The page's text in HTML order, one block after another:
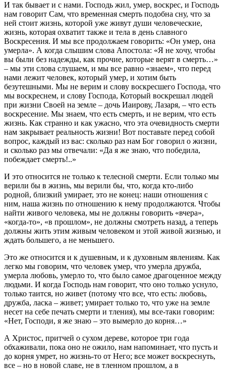
И так бывает и с нами. Господь жил, умер, воскрес, и Господь
нам говорит Сам, что временная смерть подобна сну, что за
ней стоит жизнь, которой уже живут души человеческие,
жизнь, которая охватит также и тела в день славного
Воскресения. И мы все продолжаем говорить: «Он умер, она
умерла». А когда слышим слова Апостола: «Я не хочу, чтобы
вы были без надежды, как прочие, которые верят в смерть…»
– мы эти слова слушаем, и мы все равно «знаем», что перед
нами лежит человек, который умер, и хотим быть
безутешными. Мы не верим и слову воскресшего Господа, что
мы воскреснем, и слову Господа, Который воскрешал людей
при жизни Своей на земле – дочь Иаирову, Лазаря, – что есть
воскресение. Мы знаем, что есть смерть, и не верим, что есть
жизнь. Как странно и как ужасно, что эта очевидность смерти
нам закрывает реальность жизни! Вот поставьте перед собой
вопрос, каждый из вас: сколько раз нам Бог говорил о жизни,
и сколько раз мы отвечали: «Да я же знаю, что победила,
побеждает смерть!..»
И это относится не только к телесной смерти. Если только мы
верили бы в жизнь, мы верили бы, что, когда кто-либо
родной, близкий умирает, это не конец: наши отношения с
ним, наша жизнь по отношению к нему продолжаются. Чтобы
найти живого человека, мы не должны говорить «вчера»,
«когда-то», «в прошлом», не должны смотреть назад, а теперь
должны жить этим живым человеком и этой живой жизнью, и
ждать большего, а не меньшего.
Это же относится и к душевным, и к духовным явлениям. Как
легко мы говорим, что человек умер, что умерла дружба,
умерла любовь, умерло то, что было самое драгоценное между
людьми. И когда Господь нам говорит, что оно только уснуло,
только таится, но живет (потому что все, что есть: любовь,
дружба, ласка – живет; умирает только то, что уже на земле
несет на себе печать смерти и тления), мы все-таки говорим:
«Нет, Господи, я же знаю – это вымерло до корня…»
А Христос, притчей о сухом дереве, которое три года
обхаживали, пока оно не ожило, нам напоминает, что пусть и
до корня умрет, но жизнь-то от Него; все может воскреснуть,
все – но в новой славе, не в тленном прошлом, а в